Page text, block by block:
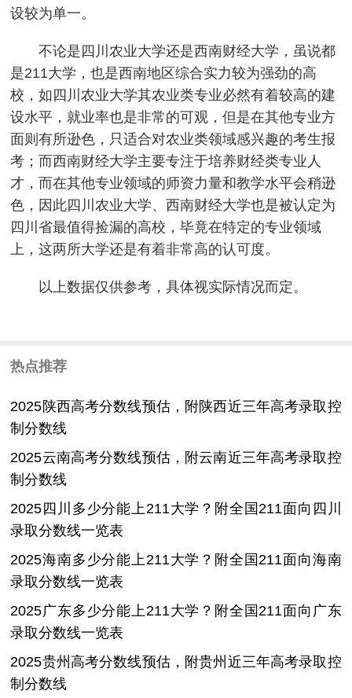
设较为单一。
不论是四川农业大学还是西南财经大学，虽说都
是211大学，也是西南地区综合实力较为强劲的高
校，如四川农业大学其农业类专业必然有着较高的建
设水平，就业率也是非常的可观，但是在其他专业方
面则有所逊色，只适合对农业类领域感兴趣的考生报
考；而西南财经大学主要专注于培养财经类专业人
才，而在其他专业领域的师资力量和教学水平会稍逊
色，因此四川农业大学、西南财经大学也是被认定为
四川省最值得捡漏的高校，毕竟在特定的专业领域
上，这两所大学还是有着非常高的认可度。
以上数据仅供参考，具体视实际情况而定。
热点推荐
2025陕西高考分数线预估，附陕西近三年高考录取控
制分数线
2025云南高考分数线预估，附云南近三年高考录取控
制分数线
2025四川多少分能上211大学？附全国211面向四川
录取分数线一览表
2025海南多少分能上211大学？附全国211面向海南
录取分数线一览表
2025广东多少分能上211大学？附全国211面向广东
录取分数线一览表
2025贵州高考分数线预估，附贵州近三年高考录取控
制分数线